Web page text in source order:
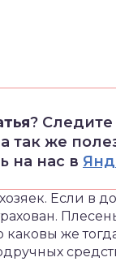
?
так же
на нас в
Если в
каковы же